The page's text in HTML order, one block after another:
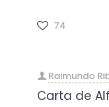
74
Raimundo
Carta de